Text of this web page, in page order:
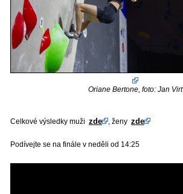
Oriane Bertone, foto: Jan Virt
Celkové výsledky muži zde , ženy zde
Podívejte se na finále v neděli od 14:25